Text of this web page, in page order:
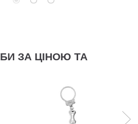
ЗА ЦІНОЮ ТА